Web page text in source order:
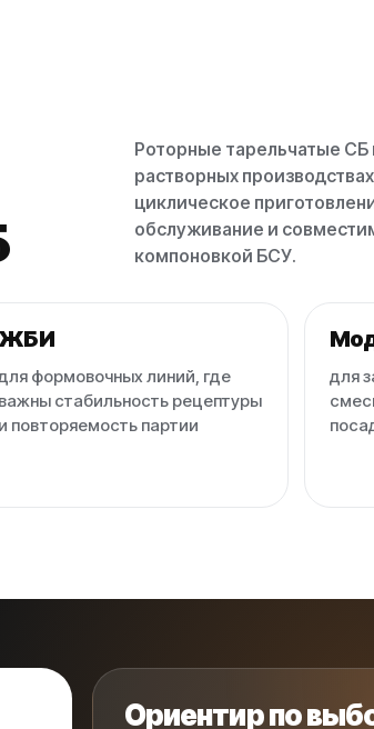
Роторные тарельчатые
растворных
циклическое
обслуживание и
компоновкой БСУ.
ЖБИ
формовочных линий, где
важны стабильность рецептуры
и повторяемость партии
для
Ориентир по